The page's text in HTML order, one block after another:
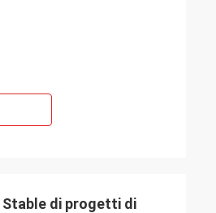
Stable di progetti di